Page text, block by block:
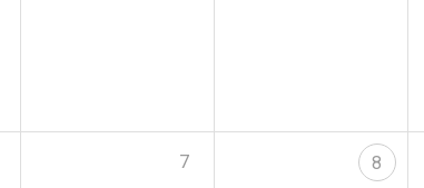
7 8